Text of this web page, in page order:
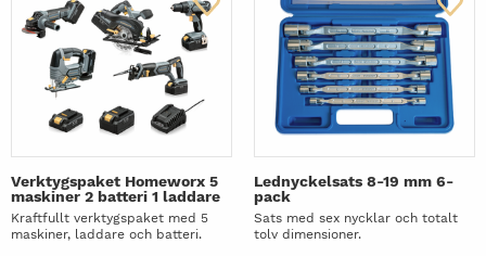
Verktygspaket Homeworx 5
maskiner 2 batteri 1 laddare
Kraftfullt verktygspaket med 5
maskiner, laddare och batteri.
Lednyckelsats 8-19 mm 6-
pack
Sats med sex nycklar och totalt
tolv dimensioner.